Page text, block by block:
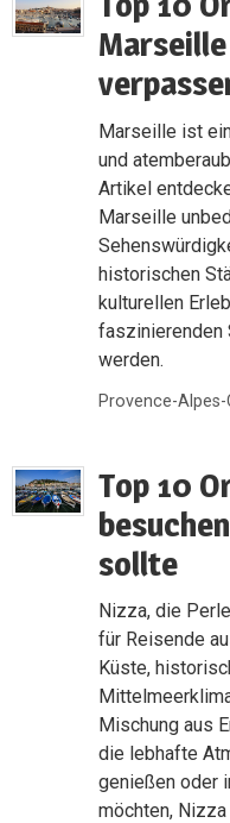
Marseille ist
und
Artikel
Marseille
historischen
kulturellen
faszinierenden
werden.
Provence-Alpes-
Top 10
sollte
Nizza, die
für Reisende
Küste,
Mischung aus
die lebhafte
genießen oder
möchten,